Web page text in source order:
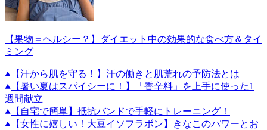
【果物＝ヘルシー？】ダイエット中の効果的な食べ方＆タイ
ミング
【汗から肌を守る！】汗の働きと肌荒れの予防法とは
【暑い夏はスパイシーに！】「香辛料」を上手に使った1
週間献立
【自宅で簡単】抵抗バンドで手軽にトレーニング！
【女性に嬉しい！大豆イソフラボン】きなこのパワーとお